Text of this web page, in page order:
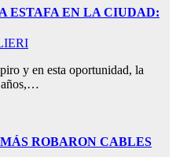
ESTAFA EN LA CIUDAD:
y en esta oportunidad, la
años,…
ROBARON CABLES